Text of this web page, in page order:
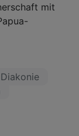
mit
Diakonie